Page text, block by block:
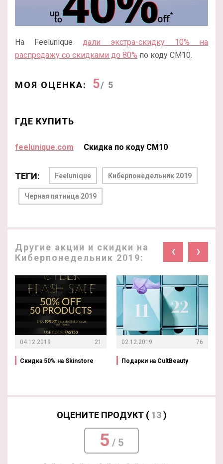
На Feelunique дали экстра-скидку 10% на
распродажу со скидками до 80% по коду CM10.
МОЯ ОЦЕНКА: 5/ 5
ГДЕ КУПИТЬ
feelunique.com Скидка по коду CM10
ТЕГИ: Feelunique Киберпонедельник 2019
Черная пятница 2019
Другие акции и скидки на
Киберпонедельник 2019:
‹ ›
04.12.2019 21
Скидка 50% на Skinstore
02.12.2019 76
Подарки на CultBeauty
ОЦЕНИТЕ ПРОДУКТ ( 13)
5 / 5